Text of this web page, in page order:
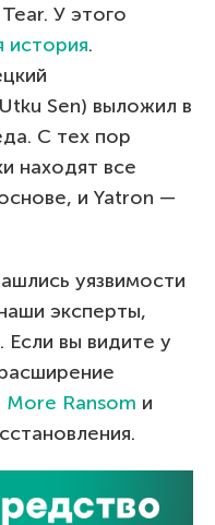
У этого
история.
Sen) выложил в
С тех пор
находят все
и Yatron —
уязвимости
эксперты,
вы видите у
More Ransom и